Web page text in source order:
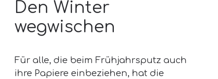
Den Winter
wegwischen
Für alle, die beim Frühjahrsputz auch
ihre Papiere einbeziehen, hat die